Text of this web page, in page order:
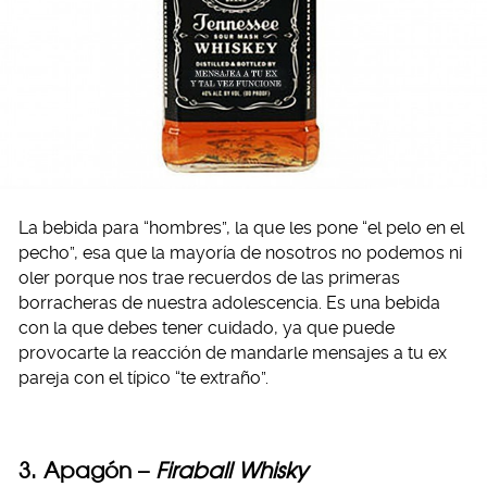
La bebida para “hombres”, la que les pone “el pelo en el
pecho”, esa que la mayoría de nosotros no podemos ni
oler porque nos trae recuerdos de las primeras
borracheras de nuestra adolescencia. Es una bebida
con la que debes tener cuidado, ya que puede
provocarte la reacción de mandarle mensajes a tu ex
pareja con el típico “te extraño”.
3. Apagón – Firaball Whisky